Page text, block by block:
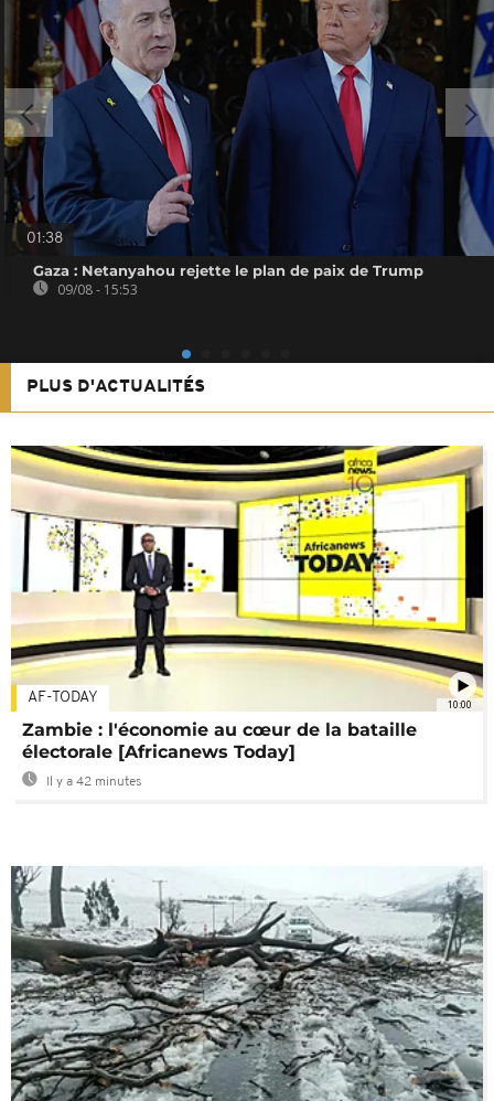
01:38
Gaza : Netanyahou rejette le plan de paix de Trump
09/08 - 15:53
PLUS D'ACTUALITÉS
10:00
AF-TODAY
Zambie : l'économie au cœur de la bataille
électorale [Africanews Today]
Il y a 42 minutes